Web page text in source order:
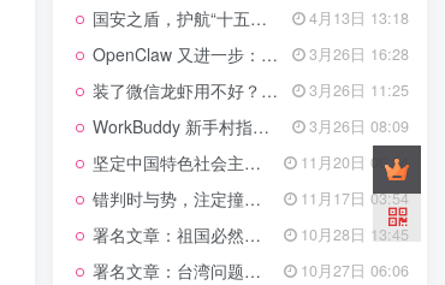
国安之盾，护航“十五五”新征程 4月13日 13:18
OpenClaw 又进一步：微信直连+安全检测+版本切换 3月26日 16:28
装了微信龙虾用不好？3步让你轻松指挥AI干活！ 3月26日 11:25
WorkBuddy 新手村指南：10 个核心技巧帮你解锁满级虾🦞！ 3月26日 08:09
坚定中国特色社会主义法治的政治定力 11月20日 06:24
错判时与势，注定撞南墙 11月17日 03:54
署名文章：祖国必然统一势不可挡 10月28日 13:45
署名文章：台湾问题的由来和性质 10月27日 06:06